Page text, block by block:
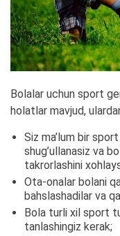
Bolalar uchun sport
holatlar mavjud,
Siz ma’lum bir
shug’ullanasiz va
takrorlashini
Ota-onalar bolani
bahslashadilar va
Bola turli xil sport
tanlashingiz kerak;